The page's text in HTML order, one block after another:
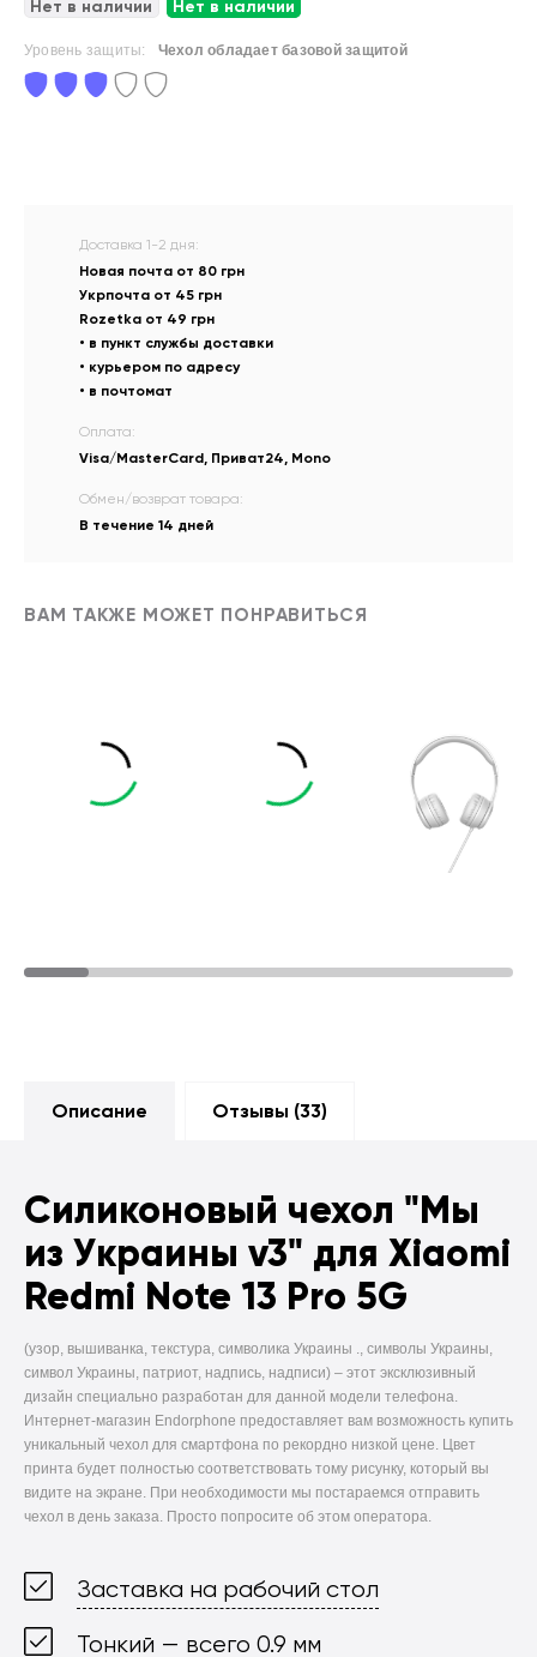
Нет в наличии Нет в наличии
Уровень защиты: Чехол обладает базовой защитой
Доставка 1-2 дня:
Новая почта от 80 грн
Укрпочта от 45 грн
Rozetka от 49 грн
• в пункт службы доставки
• курьером по адресу
• в почтомат
Оплата:
Visa/MasterCard, Приват24, Mono
Обмен/возврат товара:
В течение 14 дней
ВАМ ТАКЖЕ МОЖЕТ ПОНРАВИТЬСЯ
Описание Отзывы (33)
Силиконовый чехол "Мы
из Украины v3" для Xiaomi
Redmi Note 13 Pro 5G
(узор, вышиванка, текстура, символика Украины ., символы Украины,
символ Украины, патриот, надпись, надписи) – этот эксклюзивный
дизайн специально разработан для данной модели телефона.
Интернет-магазин Endorphone предоставляет вам возможность купить
уникальный чехол для смартфона по рекордно низкой цене. Цвет
принта будет полностью соответствовать тому рисунку, который вы
видите на экране. При необходимости мы постараемся отправить
чехол в день заказа. Просто попросите об этом оператора.
Заставка на рабочий стол
Тонкий — всего 0.9 мм